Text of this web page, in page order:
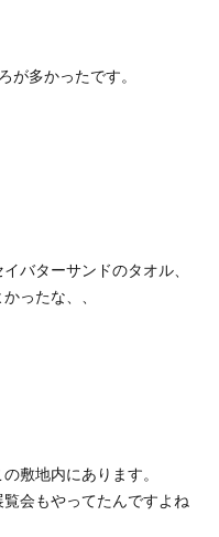
が多かったです。
バターサンドのタオル、
ったな、、
敷地内にあります。
会もやってたんですよね